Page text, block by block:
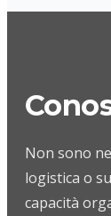
Non sono
logistica o
capacità